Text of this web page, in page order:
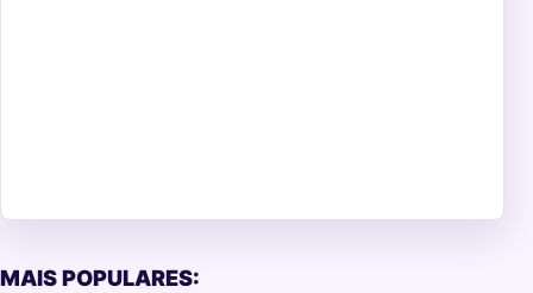
MAIS POPULARES: